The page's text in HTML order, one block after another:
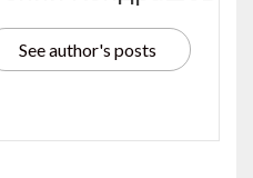
See author's posts